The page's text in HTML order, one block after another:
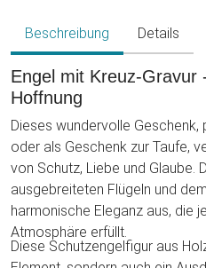
Beschreibung Details
Engel mit Kreuz-Gravur
Hoffnung
Dieses wundervolle
oder als Geschenk zur Taufe,
von Schutz, Liebe und Glaube.
ausgebreiteten Flügeln und
harmonische Eleganz aus, die
Atmosphäre erfüllt.
Diese Schutzengelfigur aus